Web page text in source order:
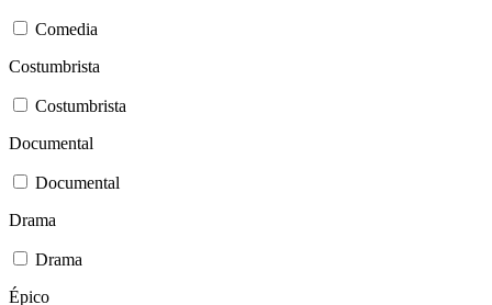
Comedia
Costumbrista
Costumbrista
Documental
Documental
Drama
Drama
Épico